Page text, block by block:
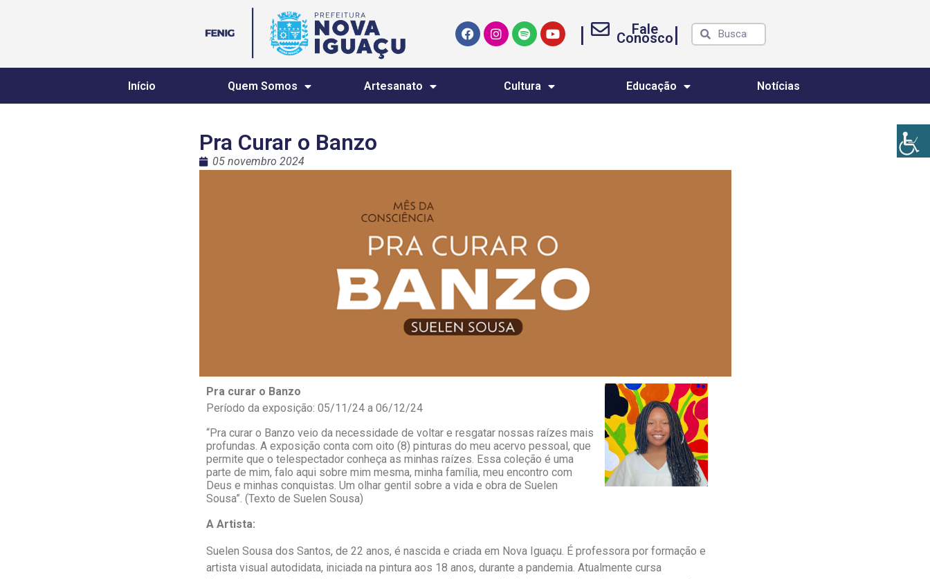
| Fale
Conosco|
Início Quem Somos Artesanato Cultura Educação Notícias
Pra Curar o Banzo
05 novembro 2024
Pra curar o Banzo
Período da exposição: 05/11/24 a 06/12/24
“Pra curar o Banzo veio da necessidade de voltar e resgatar nossas raízes mais
profundas. A exposição conta com oito (8) pinturas do meu acervo pessoal, que
permite que o telespectador conheça as minhas raízes. Essa coleção é uma
parte de mim, falo aqui sobre mim mesma, minha família, meu encontro com
Deus e minhas conquistas. Um olhar gentil sobre a vida e obra de Suelen
Sousa”. (Texto de Suelen Sousa)
A Artista:
Suelen Sousa dos Santos, de 22 anos, é nascida e criada em Nova Iguaçu. É professora por formação e
artista visual autodidata, iniciada na pintura aos 18 anos, durante a pandemia. Atualmente cursa